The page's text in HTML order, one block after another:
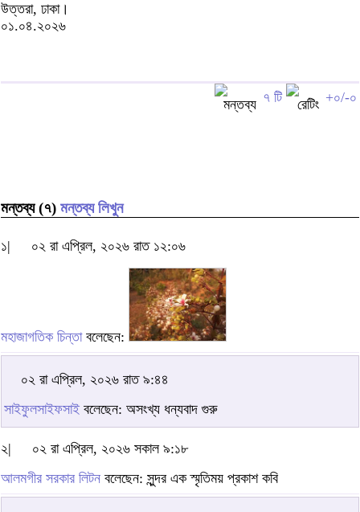
উত্তরা, ঢাকা।
০১.০৪.২০২৬
৭ টি +০/-০
মন্তব্য (৭) মন্তব্য লিখুন
১| ০২ রা এপ্রিল, ২০২৬ রাত ১২:০৬
মহাজাগতিক চিন্তাবলেছেন:
০২ রা এপ্রিল, ২০২৬ রাত ৯:৪৪
সাইফুলসাইফসাই বলেছেন: অসংখ্য ধন্যবাদ গুরু
২|
০২ রা এপ্রিল, ২০২৬ সকাল ৯:১৮
আলমগীর সরকার লিটন বলেছেন: সুন্দর এক স্মৃতিময় প্রকাশ কবি